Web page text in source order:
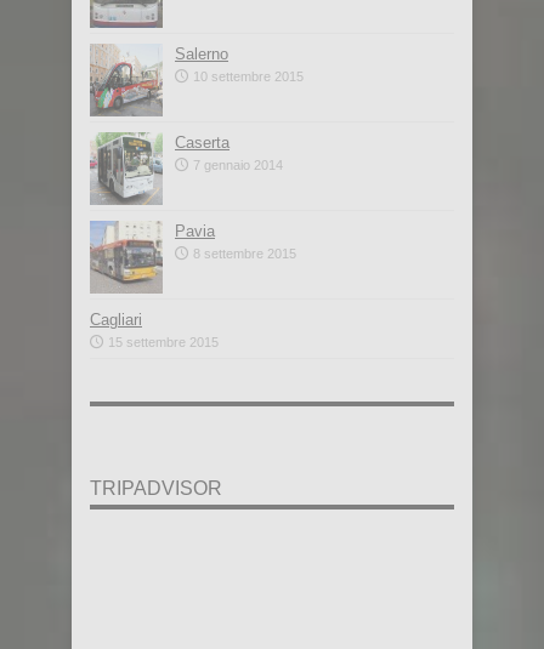
Salerno
10 settembre 2015
Caserta
7 gennaio 2014
Pavia
8 settembre 2015
Cagliari
15 settembre 2015
TRIPADVISOR